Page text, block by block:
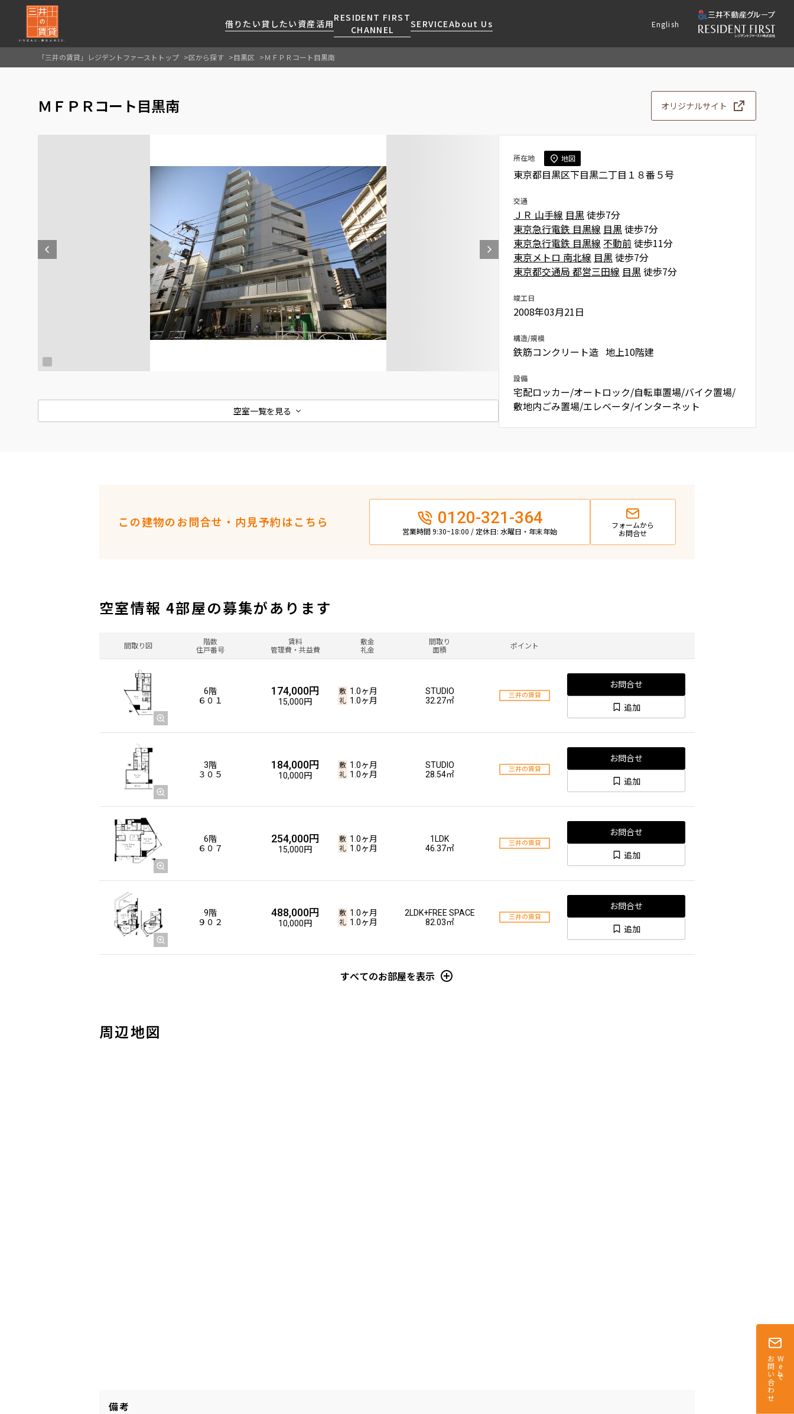
借りたい貸したい 資産活用
RESIDENT FIRST
CHANNEL
SERVICEAbout Us
私たちレジデントファーストの思いや
ニュースリリース
お問い合わせ
厳選した都心の上質な賃貸マンションを数多
地図から探す
キーワードから探す
新着情報から探す
ニュースから探す
新着募集情報
当社限定(港区・渋谷区以外)
賃貸運営をお考えのオーナー様に
分譲マンションのご購入、売却の
FIRST CHANNEL
RESIDENT FIRST
MEMBERS登録
レジデントファーストが提供する
ご入居・提携サービス
お部屋探しからご契約まで
よくあるご質問
社宅紹介
【仲介会社様向け】当社仲介
事業部取り扱い物件入居申
込
English
Webで
お問い合わせ
「三井の賃貸」レジデントファーストトップ 区から探す 目黒区 ＭＦＰＲコート目黒南
ＭＦＰＲコート目黒南 オリジナルサイト
空室一覧を見る
所在地 地図
東京都目黒区下目黒二丁目１８番５号
交通
ＪＲ 山手線 目黒徒歩7分
東京急行電鉄 目黒線 目黒徒歩7分
東京急行電鉄 目黒線 不動前徒歩11分
東京メトロ 南北線 目黒徒歩7分
東京都交通局 都営三田線 目黒徒歩7分
竣工日
2008年03月21日
構造/規模
鉄筋コンクリート造 地上10階建
設備
宅配ロッカー/オートロック/自転車置場/バイク置場/
敷地内ごみ置場/エレベータ/インターネット
この建物のお問合せ・内見予約はこちら 0120-321-364
営業時間 9:30~18:00 / 定休日: 水曜日・年末年始
フォームから
お問合せ
空室情報 4部屋の募集があります
間取り図
階数
住戸番号
賃料
管理費・共益費
敷金
礼金
間取り
面積
ポイント
6階
６０１
174,000円
15,000円
1.0ヶ月
1.0ヶ月
STUDIO
32.27㎡
三井の賃貸
お問合せ
追加
3階
３０５
184,000円
10,000円
1.0ヶ月
1.0ヶ月
STUDIO
28.54㎡
三井の賃貸
お問合せ
追加
6階
６０７
254,000円
15,000円
1.0ヶ月
1.0ヶ月
1LDK
46.37㎡
三井の賃貸
お問合せ
追加
9階
９０２
488,000円
10,000円
1.0ヶ月
1.0ヶ月
2LDK+FREE SPACE
82.03㎡
三井の賃貸
お問合せ
追加
すべてのお部屋を表示
周辺地図
備考